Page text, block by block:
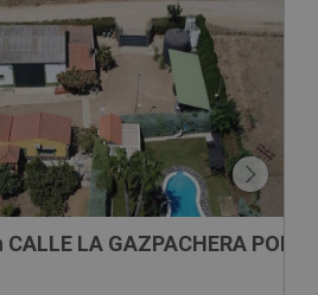
LA GAZPACHERA